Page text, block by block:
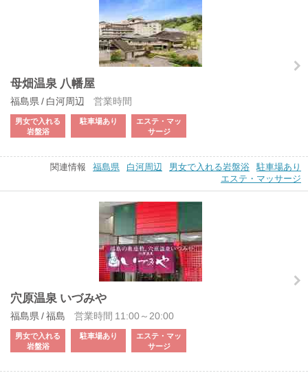
母畑温泉 八幡屋
福島県 / 白河周辺 営業時間
男女で入れる
岩盤浴
駐車場あり
エステ・マッ
サージ
関連情報 福島県 白河周辺 男女で入れる岩盤浴 駐車場あり
エステ・マッサージ
穴原温泉 いづみや
福島県 / 福島 営業時間 11:00～20:00
男女で入れる
岩盤浴
駐車場あり
エステ・マッ
サージ